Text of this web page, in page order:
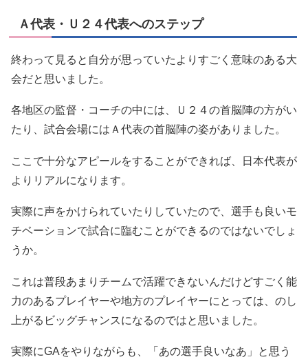
Ａ代表・Ｕ２４代表へのステップ
終わって見ると自分が思っていたよりすごく意味のある大
会だと思いました。
各地区の監督・コーチの中には、Ｕ２４の首脳陣の方がい
たり、試合会場にはＡ代表の首脳陣の姿がありました。
ここで十分なアピールをすることができれば、日本代表が
よりリアルになります。
実際に声をかけられていたりしていたので、選手も良いモ
チベーションで試合に臨むことができるのではないでしょ
うか。
これは普段あまりチームで活躍できないんだけどすごく能
力のあるプレイヤーや地方のプレイヤーにとっては、のし
上がるビッグチャンスになるのではと思いました。
実際にGAをやりながらも、「あの選手良いなあ」と思う